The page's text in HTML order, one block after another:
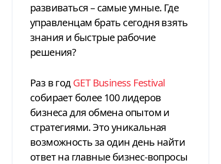
развиваться – самые умные. Где
управленцам брать сегодня взять
знания и быстрые рабочие
решения?
Раз в годGET Business Festival
собирает более 100 лидеров
бизнеса для обмена опытом и
стратегиями. Это уникальная
возможность за один день найти
ответ на главные бизнес-вопросы